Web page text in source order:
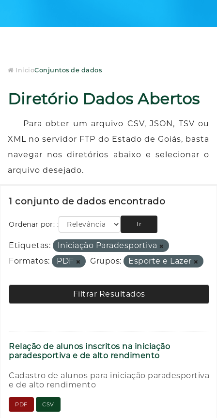
InícioConjuntos de dados
Diretório Dados Abertos
Para obter um arquivo CSV, JSON, TSV ou
XML no servidor FTP do Estado de Goiás, basta
navegar nos diretórios abaixo e selecionar o
arquivo desejado.
1 conjunto de dados encontrado
Ordenar por: Ir
Etiquetas:
Iniciação Paradesportiva
Formatos:
PDF Grupos: Esporte e Lazer
Filtrar Resultados
Relação de alunos inscritos na iniciação
paradesportiva e de alto rendimento
Cadastro de alunos para iniciação paradesportiva
e de alto rendimento
PDF CSV